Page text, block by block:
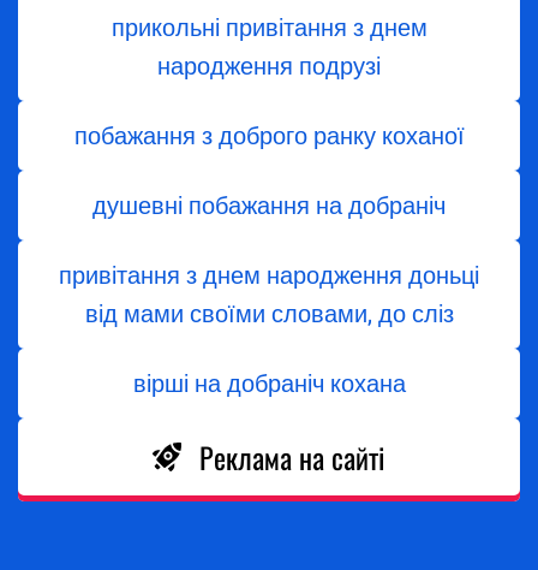
прикольні привітання з днем
народження подрузі
побажання з доброго ранку коханої
душевні побажання на добраніч
привітання з днем народження доньці
від мами своїми словами, до сліз
вірші на добраніч кохана
Реклама на сайті